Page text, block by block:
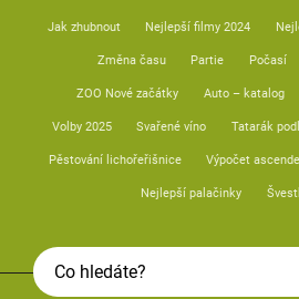
Jak zhubnout Nejlepší filmy 2024
Změna času Partie Počasí
ZOO Nové začátky Auto – katalog
Volby 2025 Svařené víno Tatarák
Pěstování lichořeřišnice Výpočet
Nejlepší palačinky